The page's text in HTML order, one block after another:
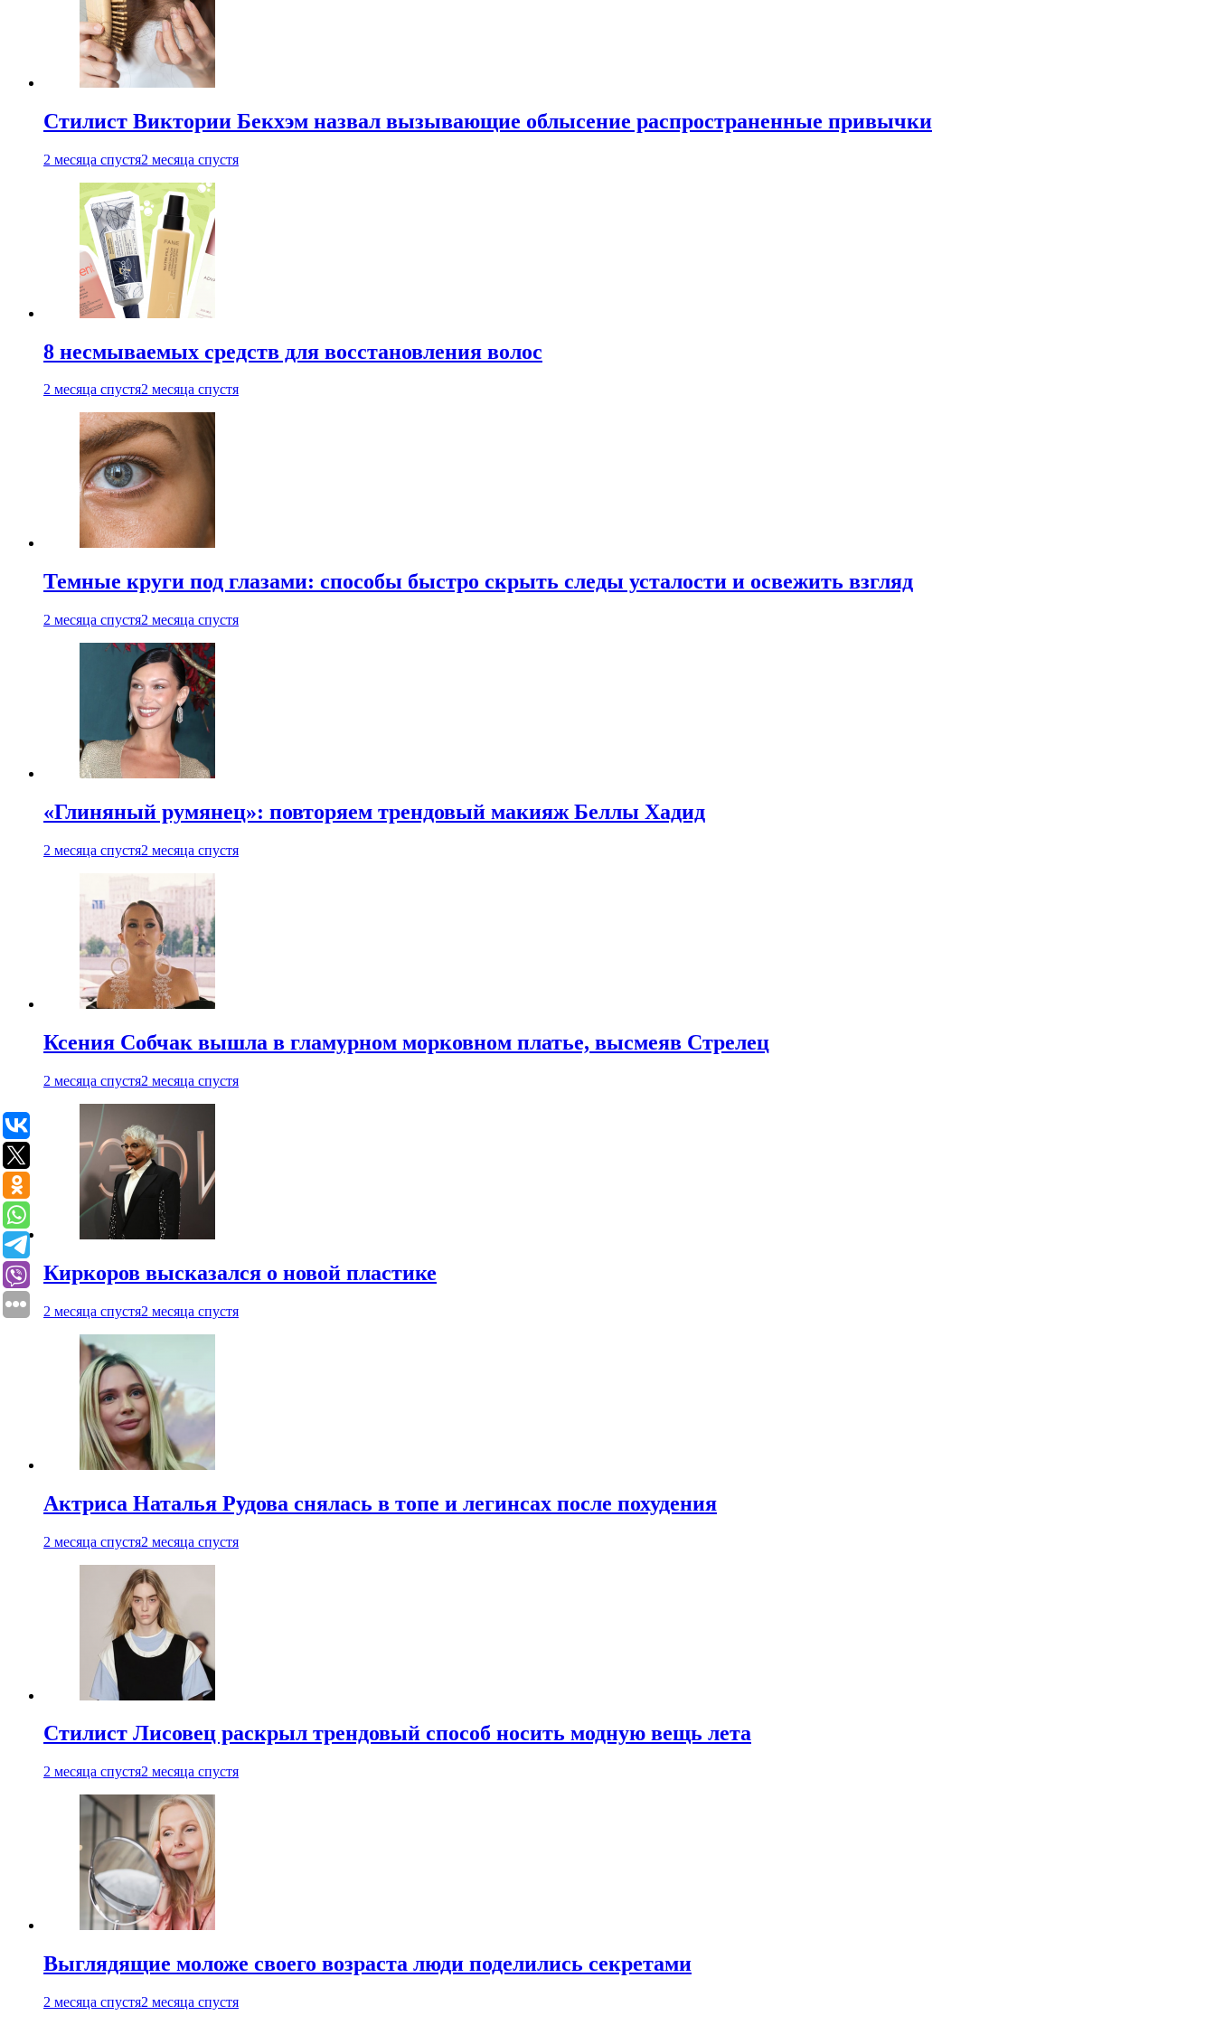
Стилист Виктории Бекхэм назвал вызывающие облысение распространенные привычки
2 месяца спустя2 месяца спустя
8 несмываемых средств для восстановления волос
2 месяца спустя2 месяца спустя
Темные круги под глазами: способы быстро скрыть следы усталости и освежить взгляд
2 месяца спустя2 месяца спустя
«Глиняный румянец»: повторяем трендовый макияж Беллы Хадид
2 месяца спустя2 месяца спустя
Ксения Собчак вышла в гламурном морковном платье, высмеяв Стрелец
2 месяца спустя2 месяца спустя
Киркоров высказался о новой пластике
2 месяца спустя2 месяца спустя
Актриса Наталья Рудова снялась в топе и легинсах после похудения
2 месяца спустя2 месяца спустя
Стилист Лисовец раскрыл трендовый способ носить модную вещь лета
2 месяца спустя2 месяца спустя
Выглядящие моложе своего возраста люди поделились секретами
2 месяца спустя2 месяца спустя